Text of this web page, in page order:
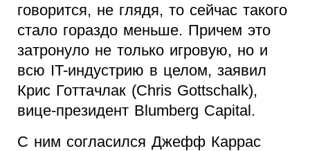
говорится, не глядя, то сейчас такого
стало гораздо меньше. Причем это
затронуло не только игровую, но и
всю IT-индустрию в целом, заявил
Крис Готтачлак (Chris Gottschalk),
вице-президент Blumberg Capital.
С ним согласился Джефф Каррас